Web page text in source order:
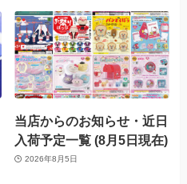
当店からのお知らせ・近日
入荷予定一覧 (8月5日現在)
2026年8月5日